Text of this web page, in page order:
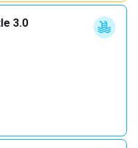
3.0